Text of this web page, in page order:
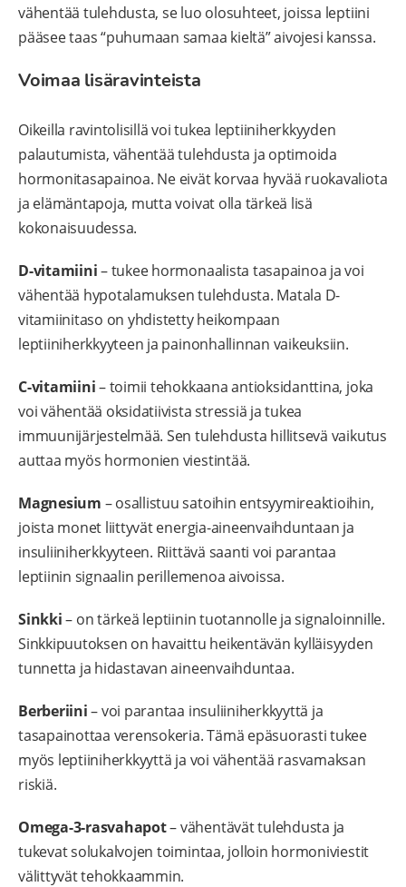
vähentää tulehdusta, se luo olosuhteet, joissa leptiini
pääsee taas “puhumaan samaa kieltä” aivojesi kanssa.
Voimaa lisäravinteista
Oikeilla ravintolisillä voi tukea leptiiniherkkyyden
palautumista, vähentää tulehdusta ja optimoida
hormonitasapainoa. Ne eivät korvaa hyvää ruokavaliota
ja elämäntapoja, mutta voivat olla tärkeä lisä
kokonaisuudessa.
D-vitamiini– tukee hormonaalista tasapainoa ja voi
vähentää hypotalamuksen tulehdusta. Matala D-
vitamiinitaso on yhdistetty heikompaan
leptiiniherkkyyteen ja painonhallinnan vaikeuksiin.
C-vitamiini– toimii tehokkaana antioksidanttina, joka
voi vähentää oksidatiivista stressiä ja tukea
immuunijärjestelmää. Sen tulehdusta hillitsevä vaikutus
auttaa myös hormonien viestintää.
Magnesium – osallistuu satoihin entsyymireaktioihin,
joista monet liittyvät energia-aineenvaihduntaan ja
insuliiniherkkyyteen. Riittävä saanti voi parantaa
leptiinin signaalin perillemenoa aivoissa.
Sinkki– on tärkeä leptiinin tuotannolle ja signaloinnille.
Sinkkipuutoksen on havaittu heikentävän kylläisyyden
tunnetta ja hidastavan aineenvaihduntaa.
Berberiini– voi parantaa insuliiniherkkyyttä ja
tasapainottaa verensokeria. Tämä epäsuorasti tukee
myös leptiiniherkkyyttä ja voi vähentää rasvamaksan
riskiä.
Omega-3-rasvahapot– vähentävät tulehdusta ja
tukevat solukalvojen toimintaa, jolloin hormoniviestit
välittyvät tehokkaammin.